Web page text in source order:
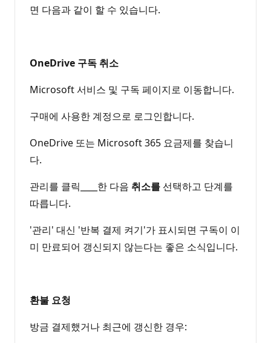
면 다음과 같이 할 수 있습니다.
OneDrive 구독 취소
Microsoft 서비스 및 구독 페이지로 이동합니다.
구매에 사용한 계정으로 로그인합니다.
OneDrive 또는 Microsoft 365 요금제를 찾습니
다.
관리를 클릭____한 다음 취소를 선택하고 단계를
따릅니다.
'관리' 대신 '반복 결제 켜기'가 표시되면 구독이 이
미 만료되어 갱신되지 않는다는 좋은 소식입니다.
환불 요청
방금 결제했거나 최근에 갱신한 경우: